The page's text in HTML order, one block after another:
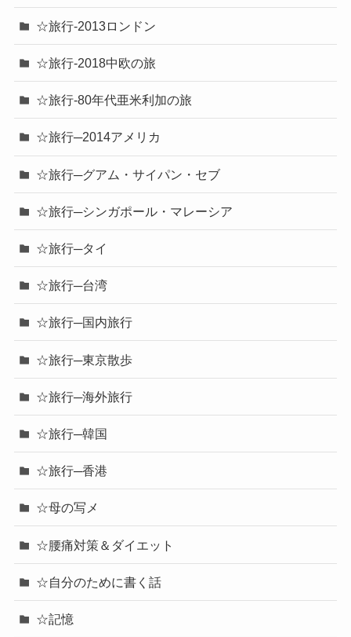
☆旅行-2013ロンドン
☆旅行-2018中欧の旅
☆旅行-80年代亜米利加の旅
☆旅行─2014アメリカ
☆旅行─グアム・サイパン・セブ
☆旅行─シンガポール・マレーシア
☆旅行─タイ
☆旅行─台湾
☆旅行─国内旅行
☆旅行─東京散歩
☆旅行─海外旅行
☆旅行─韓国
☆旅行─香港
☆母の写メ
☆腰痛対策＆ダイエット
☆自分のために書く話
☆記憶